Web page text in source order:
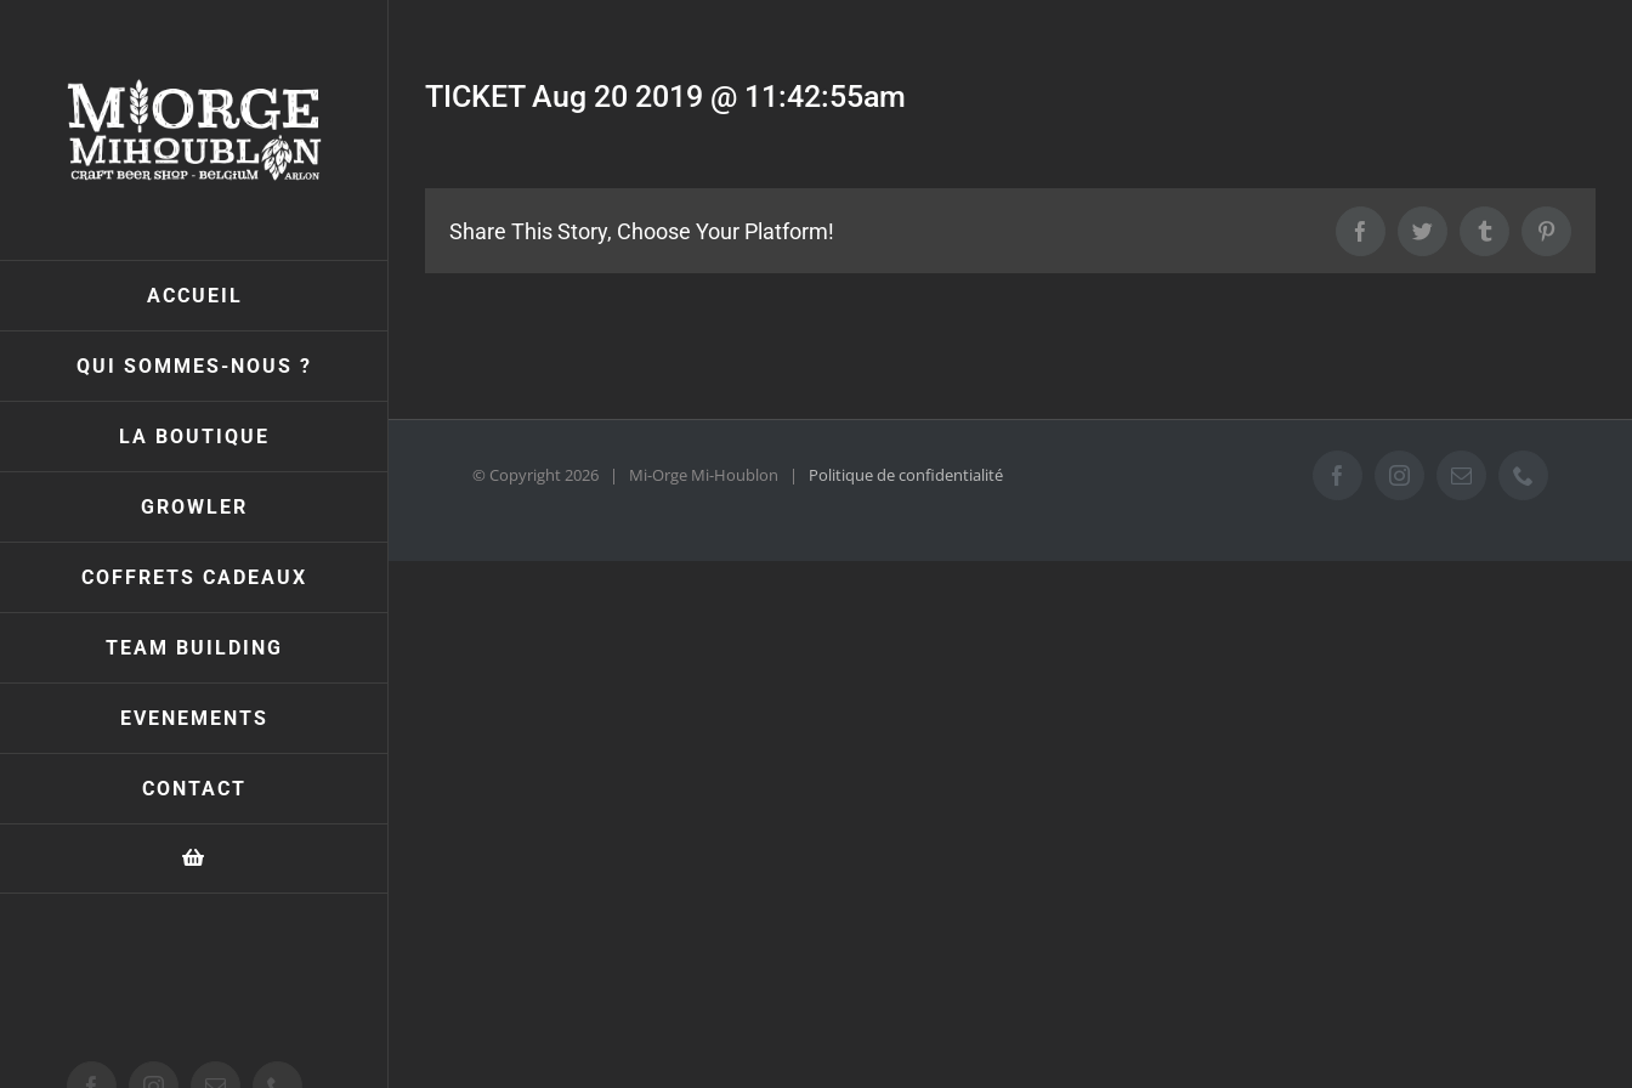
ACCUEIL
QUI SOMMES-NOUS ?
LA BOUTIQUE
GROWLER
COFFRETS CADEAUX
TEAM BUILDING
EVENEMENTS
CONTACT
TICKET Aug 20 2019 @ 11:42:55am
Share This Story, Choose Your Platform! FacebookTwitter Tumblr
© Copyright2026 | Mi-Orge Mi-Houblon | Politique de confidentialité FacebookInstagramEmail